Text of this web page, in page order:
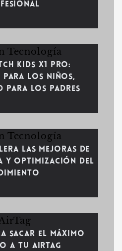
Kids X1 Pro:
los niños,
para los padres
las mejoras de
y optimización del
sacar el máximo
a tu AirTag